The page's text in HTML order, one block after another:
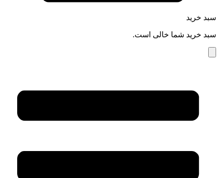
سبد خرید
سبد خرید شما خالی است.